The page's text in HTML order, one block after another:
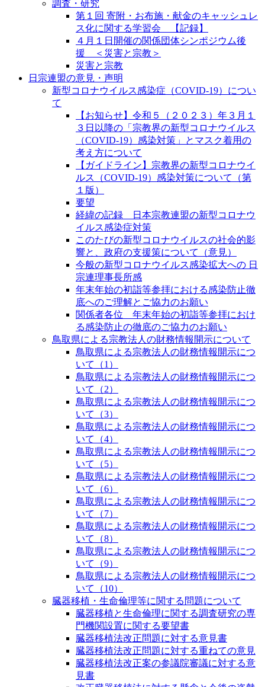
調査・研究
第１回 寄附・お布施・献金のキャッシュレ
ス化に関する学習会 【記録】
４月１日開催の関係団体シンポジウム後
援 ＜災害と宗教＞
災害と宗教
日宗連盟の意見・声明
新型コロナウイルス感染症（COVID-19）につい
て
【お知らせ】令和５（２０２３）年３月１
３日以降の「宗教界の新型コロナウイルス
（COVID-19）感染対策」とマスク着用の
考え方について
【ガイドライン】宗教界の新型コロナウイ
ルス（COVID-19）感染対策について（第
１版）
要望
経緯の記録 日本宗教連盟の新型コロナウ
イルス感染症対策
このたびの新型コロナウイルスの社会的影
響と、政府の支援策について（意見）
今般の新型コロナウイルス感染拡大への 日
宗連理事長所感
年末年始の初詣等参拝における感染防止徹
底へのご理解とご協力のお願い
関係者各位 年末年始の初詣等参拝におけ
る感染防止の徹底のご協力のお願い
鳥取県による宗教法人の財務情報開示について
鳥取県による宗教法人の財務情報開示につ
いて（1）
鳥取県による宗教法人の財務情報開示につ
いて（2）
鳥取県による宗教法人の財務情報開示につ
いて（3）
鳥取県による宗教法人の財務情報開示につ
いて（4）
鳥取県による宗教法人の財務情報開示につ
いて（5）
鳥取県による宗教法人の財務情報開示につ
いて（6）
鳥取県による宗教法人の財務情報開示につ
いて（7）
鳥取県による宗教法人の財務情報開示につ
いて（8）
鳥取県による宗教法人の財務情報開示につ
いて（9）
鳥取県による宗教法人の財務情報開示につ
いて（10）
臓器移植・生命倫理等に関する問題について
臓器移植と生命倫理に関する調査研究の専
門機関設置に関する要望書
臓器移植法改正問題に対する意見書
臓器移植法改正問題に対する重ねての意見
臓器移植法改正案の参議院審議に対する意
見書